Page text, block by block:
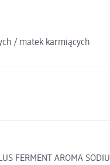
/ matek karmiących
FERMENT AROMA